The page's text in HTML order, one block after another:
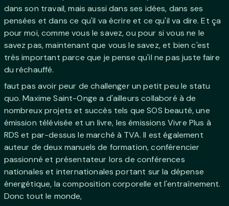
dans son travail, mais aussi dans ses idées, dans ses
pensées et dans ce qu'il va écrire et ce qu'il va dire. Et ça
pour moi, comme vous le savez, ou pour si vous ne le
savez pas, maintenant que vous le savez, et bien c'est
très important parce que je pense qu'il ne pas juste faire
du réchauffé.
faut pas avoir peur de challenger un petit peu le statu
quo. Maxime Saint-Onge a d'ailleurs collaboré à de
nombreux projets et succès tels que SOS beauté, une
émission télévisée et un livre, les émissions Vivre Plus à
RDS et par-dessus le marché à TVA. Il est également
auteur de deux manuels de formation, conférencier
passionné et présentateur lors de conférences
nationales et internationales portant sur la dépense
énergétique, la composition corporelle et l'entraînement.
Donc tout le monde,